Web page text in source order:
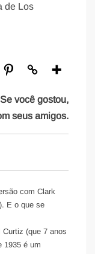
de Los
Se você gostou,
seus amigos.
com Clark
E o que se
(que 7 anos
1935 é um